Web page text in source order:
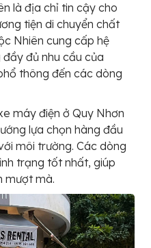
là địa chỉ tin cậy cho
tiện di chuyển chất
Nhiên cung cấp hệ
đủ nhu cầu của
thông đến các dòng
máy điện ở Quy Nhơn
lựa chọn hàng đầu
môi trường. Các dòng
trạng tốt nhất, giúp
mượt mà.